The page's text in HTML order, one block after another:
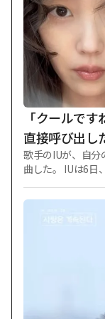
「クールで
直接呼び出し
歌手のIUが、自分
曲した。 IUは6日
最近、耳管開放
暫定延期した後
分はIUが掲示物
生きる」を選択
の姉はノークー
年、チャン·ギハ
知らせた経緯が
クと公開熱愛を
ャン·ギハは18